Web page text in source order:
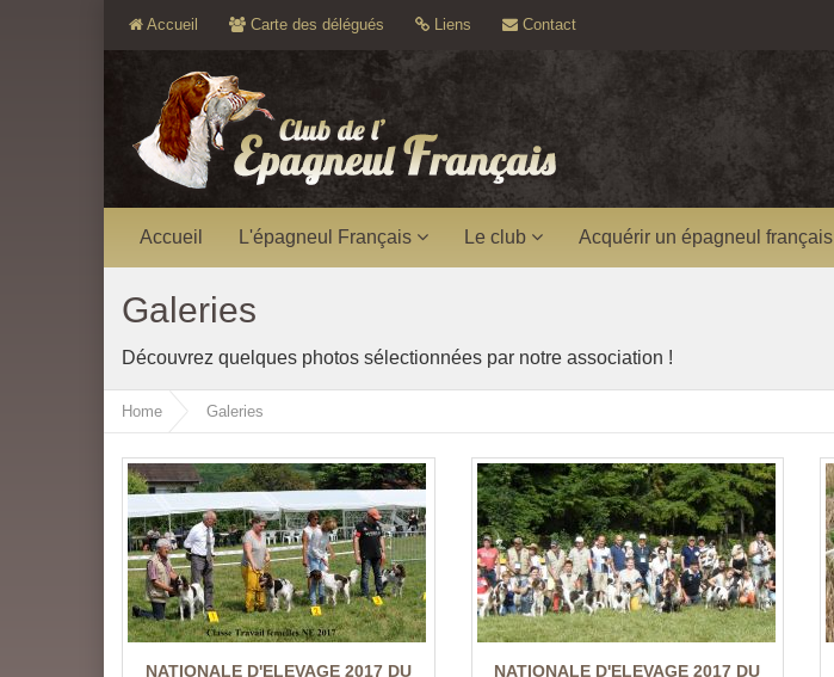
Accueil Carte des délégués Liens Contact
Accueil L'épagneul Français Le club Acquérir un épagneul français
Galeries
Découvrez quelques photos sélectionnées par notre association !
Home Galeries
NATIONALE D'ELEVAGE 2017 DU
NATIONALE D'ELEVAGE 2017 DU